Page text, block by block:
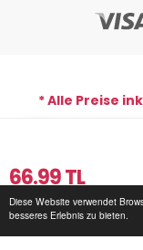
Diese Website verwendet
besseres Erlebnis zu bieten.
66.99TL
* Alle Preise
Copyright © 2026
Startseite
Login für